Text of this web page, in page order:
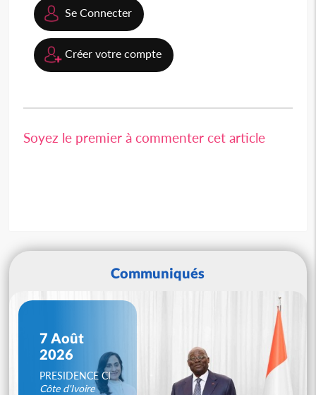
Se Connecter
Créer votre compte
Soyez le premier à commenter cet article
Communiqués
7 Août
2026
PRESIDENCE CI
Côte d'Ivoire